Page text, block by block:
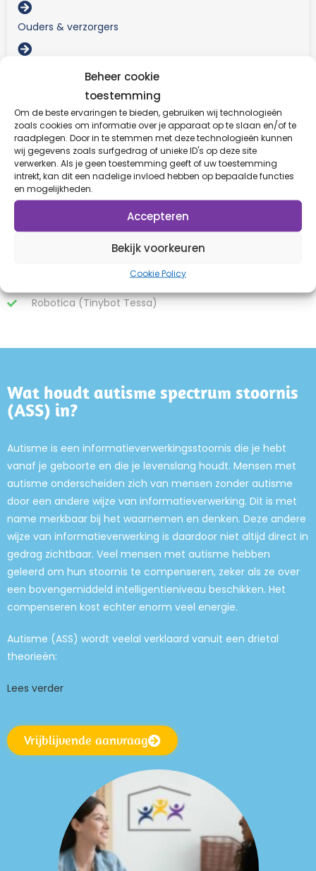
Beheer cookie
toestemming
Om de beste ervaringen te bieden, gebruiken wij technologieën
zoals cookies om informatie over je apparaat op te slaan en/of te
raadplegen. Door in te stemmen met deze technologieën kunnen
wij gegevens zoals surfgedrag of unieke ID's op deze site
verwerken. Als je geen toestemming geeft of uw toestemming
intrekt, kan dit een nadelige invloed hebben op bepaalde functies
en mogelijkheden.
Accepteren
Bekijk voorkeuren
Cookie Policy
Ouders & verzorgers
Verwijzers & Gemeenten
Wat bieden wij?
Specialistische Individuele Begeleiding
• Persoonlijke 1-op-1-begeleiding
• Begeleiding bij wonen
Specialistische Groepsbegeleiding/Dagbesteding
• Studeren en werken in een prikkelarme werkruimte
Robotica (Tinybot Tessa)
Wat houdt autisme spectrum stoornis
(ASS) in?
Autisme is een informatieverwerkingsstoornis die je hebt
vanaf je geboorte en die je levenslang houdt. Mensen met
autisme onderscheiden zich van mensen zonder autisme
door een andere wijze van informatieverwerking. Dit is met
name merkbaar bij het waarnemen en denken. Deze andere
wijze van informatieverwerking is daardoor niet altijd direct in
gedrag zichtbaar. Veel mensen met autisme hebben
geleerd om hun stoornis te compenseren, zeker als ze over
een bovengemiddeld intelligentieniveau beschikken. Het
compenseren kost echter enorm veel energie.
Autisme (ASS) wordt veelal verklaard vanuit een drietal
theorieën:
Lees verder
Vrijblijvende aanvraag